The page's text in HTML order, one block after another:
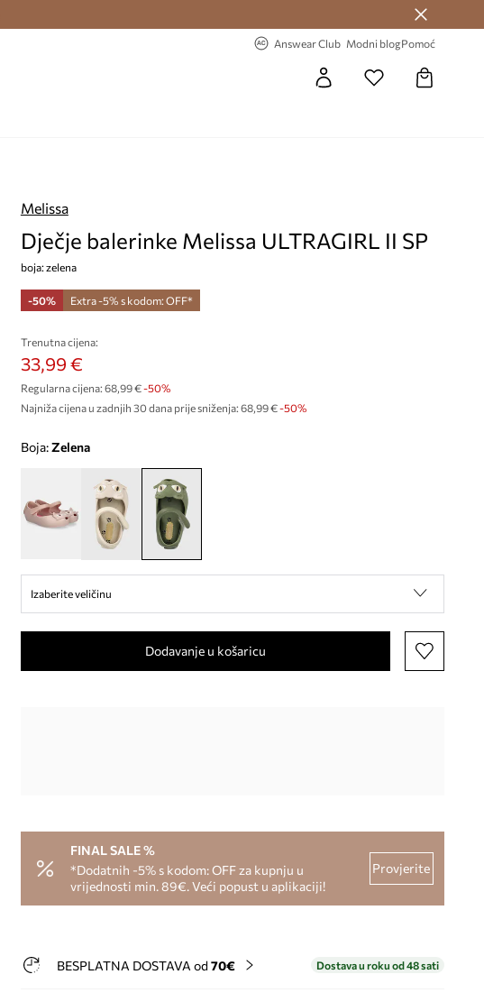
Answear Club Modni blogPomoć
Melissa
Dječje balerinke Melissa ULTRAGIRL II SP
boja: zelena
-50% Extra -5% s kodom: OFF*
Trenutna cijena:
33,99 €
Regularna cijena: 68,99 €-50%
Najniža cijena u zadnjih 30 dana prije sniženja: 68,99 € -50%
Boja: zelena
Izaberite veličinu
Dodavanje u košaricu
FINAL SALE %
*Dodatnih -5% s kodom: OFF za kupnju u
vrijednosti min. 89€. Veći popust u aplikaciji!
Provjerite
BESPLATNA DOSTAVA od 70€ Dostava u roku od 48 sati